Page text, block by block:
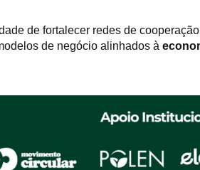
de fortalecer redes de
de negócio alinhados à